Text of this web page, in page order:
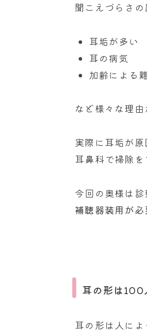
聞こえづらさ
耳垢が多い
耳の病気
加齢による
など様々な理由
実際に耳垢が
耳鼻科で掃除を
今回の奥様は診
補聴器装用が必
耳の形は100
耳の形は人によ